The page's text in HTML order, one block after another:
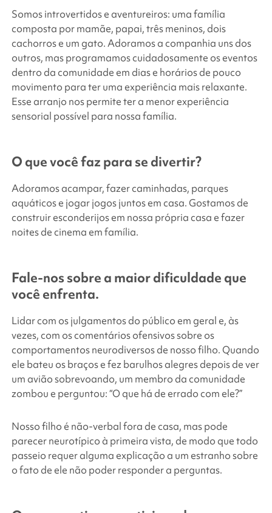
Somos introvertidos e aventureiros: uma família
composta por mamãe, papai, três meninos, dois
cachorros e um gato. Adoramos a companhia uns dos
outros, mas programamos cuidadosamente os eventos
dentro da comunidade em dias e horários de pouco
movimento para ter uma experiência mais relaxante.
Esse arranjo nos permite ter a menor experiência
sensorial possível para nossa família.
O que você faz para se divertir?
Adoramos acampar, fazer caminhadas, parques
aquáticos e jogar jogos juntos em casa. Gostamos de
construir esconderijos em nossa própria casa e fazer
noites de cinema em família.
Fale-nos sobre a maior dificuldade que
você enfrenta.
Lidar com os julgamentos do público em geral e, às
vezes, com os comentários ofensivos sobre os
comportamentos neurodiversos de nosso filho. Quando
ele bateu os braços e fez barulhos alegres depois de ver
um avião sobrevoando, um membro da comunidade
zombou e perguntou: “O que há de errado com ele?”
Nosso filho é não-verbal fora de casa, mas pode
parecer neurotípico à primeira vista, de modo que todo
passeio requer alguma explicação a um estranho sobre
o fato de ele não poder responder a perguntas.